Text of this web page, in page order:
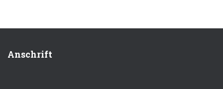
Anschrift